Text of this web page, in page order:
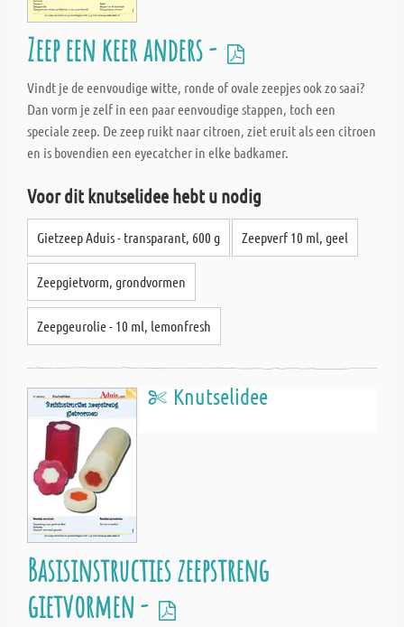
Zeep een keer anders -
Vindt je de eenvoudige witte, ronde of ovale zeepjes ook zo saai?
Dan vorm je zelf in een paar eenvoudige stappen, toch een
speciale zeep. De zeep ruikt naar citroen, ziet eruit als een citroen
en is bovendien een eyecatcher in elke badkamer.
Voor dit knutselidee hebt u nodig
Gietzeep Aduis - transparant, 600 g Zeepverf 10 ml, geel
Zeepgietvorm, grondvormen
Zeepgeurolie - 10 ml, lemonfresh
Knutselidee
Basisinstructies zeepstreng
gietvormen -